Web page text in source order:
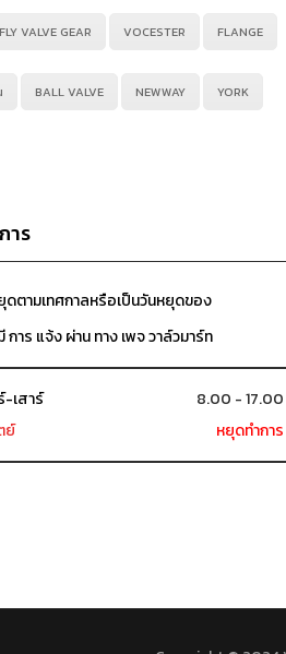
VALVE GEAR VOCESTER FLANGE
BALL VALVE NEWWAY YORK
าร
ดตามเทศกาลหรือเป็นวันหยุดของ
การ แจ้ง ผ่าน ทาง เพจ วาล์วมาร์ท
-เสาร์
8.00 - 17.00
ย์
หยุดทำการ